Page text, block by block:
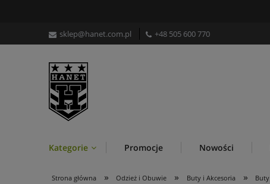
sklep@hanet.com.pl +48 505 600 770
Kategorie Promocje Nowości
Strona główna » Odzież i Obuwie » Buty i Akcesoria » Buty